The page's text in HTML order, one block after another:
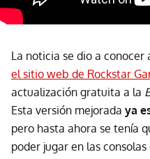
La noticia se dio a
el sitio web de Rockstar
actualización gratuita a la
Esta versión mejorada ya
pero hasta ahora se tenía
poder jugar en las